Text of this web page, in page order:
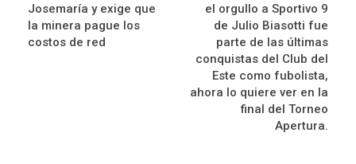
Josemaría y exige que
la minera pague los
costos de red
el orgullo a Sportivo 9
de Julio Biasotti fue
parte de las últimas
conquistas del Club del
Este como fubolista,
ahora lo quiere ver en la
final del Torneo
Apertura.